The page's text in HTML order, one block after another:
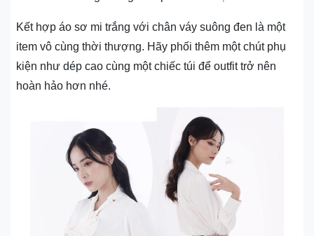
Kết hợp áo sơ mi trắng với chân váy suông đen là một
item vô cùng thời thượng. Hãy phối thêm một chút phụ
kiện như dép cao cùng một chiếc túi để outfit trở nên
hoàn hảo hơn nhé.